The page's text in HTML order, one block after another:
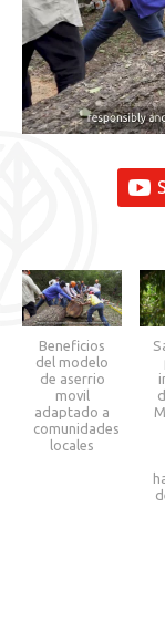
Beneficios
del modelo
de aserrio
movil
adaptado a
comunidades
locales